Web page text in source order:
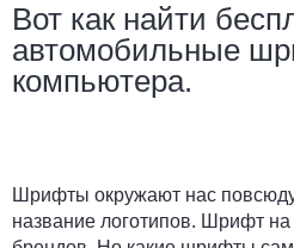
Вот как найти
автомобильные
компьютера.
Шрифты окружают нас
название логотипов. Шрифт